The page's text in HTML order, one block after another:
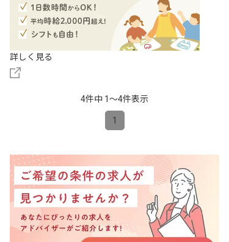
詳しく見る
4件中 1〜4件表示
1